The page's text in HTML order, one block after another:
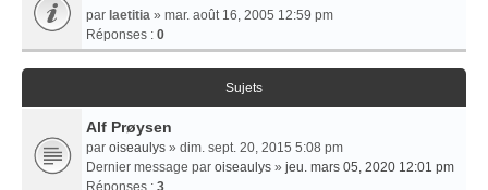
par laetitia » mar. août 16, 2005 12:59 pm
Réponses : 0
Sujets
Alf Prøysen
par oiseaulys » dim. sept. 20, 2015 5:08 pm
Dernier message par oiseaulys » jeu. mars 05, 2020 12:01 pm
Réponses : 3